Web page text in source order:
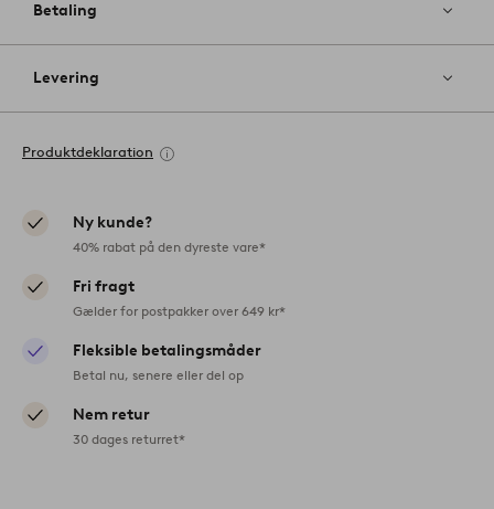
Betaling
Levering
Produktdeklaration
Ny kunde?
40% rabat på den dyreste vare*
Fri fragt
Gælder for postpakker over 649 kr*
Fleksible betalingsmåder
Betal nu, senere eller del op
Nem retur
30 dages returret*